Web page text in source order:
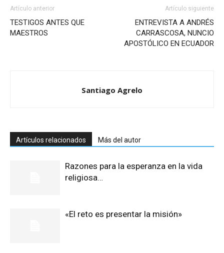
Artículo anterior
TESTIGOS ANTES QUE
MAESTROS
Artículo siguiente
ENTREVISTA A ANDRÉS
CARRASCOSA, NUNCIO
APOSTÓLICO EN ECUADOR
Santiago Agrelo
Artículos relacionados Más del autor
Razones para la esperanza en la vida
religiosa…
«El reto es presentar la misión»